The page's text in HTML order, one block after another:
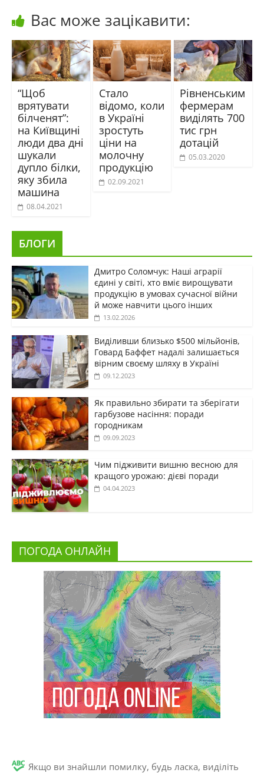
Вас може зацікавити:
“Щоб
врятувати
білченят”:
на Київщині
люди два дні
шукали
дупло білки,
яку збила
машина
08.04.2021
Стало
відомо, коли
в Україні
зростуть
ціни на
молочну
продукцію
02.09.2021
Рівненським
фермерам
виділять 700
тис грн
дотацій
05.03.2020
БЛОГИ
Дмитро Соломчук: Наші аграрії
єдині у світі, хто вміє вирощувати
продукцію в умовах сучасної війни
й може навчити цього інших
13.02.2026
Виділивши близько $500 мільйонів,
Говард Баффет надалі залишається
вірним своєму шляху в Україні
09.12.2023
Як правильно збирати та зберігати
гарбузове насіння: поради
городникам
09.09.2023
Чим підживити вишню весною для
кращого урожаю: дієві поради
04.04.2023
ПОГОДА ОНЛАЙН
Якщо ви знайшли помилку, будь ласка, виділіть